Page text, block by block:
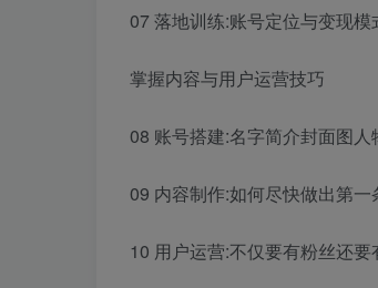
07 落地训练:账号定位与变现模
掌握内容与用户运营技巧
08 账号搭建:名字简介封面图人
09 内容制作:如何尽快做出第一
10 用户运营:不仅要有粉丝还要